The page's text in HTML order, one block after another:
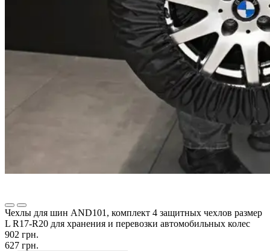
Чехлы для шин AND101, комплект 4 защитных чехлов размер
L R17-R20 для хранения и перевозки автомобильных колес
902 грн.
627 грн.